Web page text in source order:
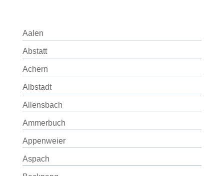
Aalen
Abstatt
Achern
Albstadt
Allensbach
Ammerbuch
Appenweier
Aspach